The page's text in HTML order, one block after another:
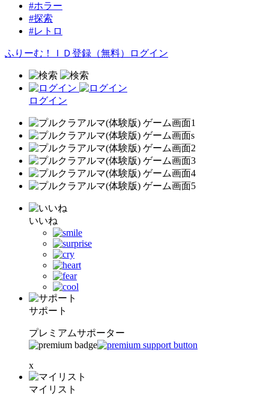
#ホラー
#探索
#レトロ
ふりーむ！ＩＤ登録（無料） ログイン
ログイン
いいね
サポート
プレミアムサポーター
x
マイリスト